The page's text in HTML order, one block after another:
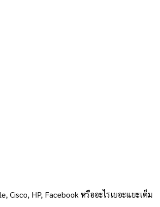
Cisco, HP, Facebook หรืออะไรเยอะแยะเต็ม